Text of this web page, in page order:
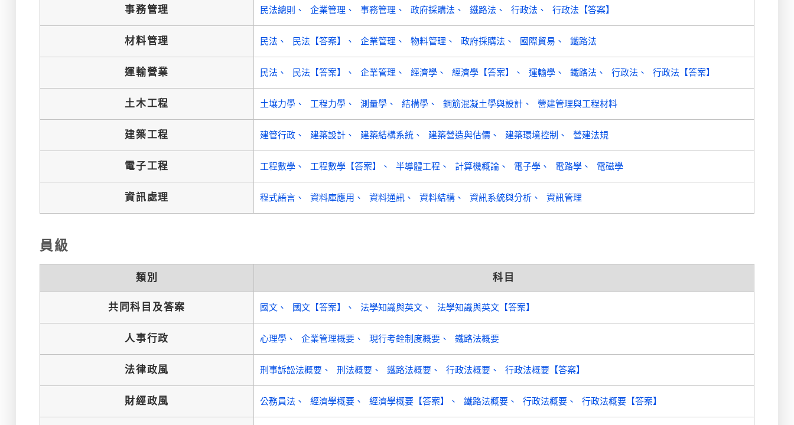
事務管理 民法總則 企業管理 事務管理 政府採購法 鐵路法 行政法 行政法【答案】
材料管理 民法 民法【答案】 企業管理 物料管理 政府採購法 國際貿易 鐵路法
運輸營業 民法 民法【答案】 企業管理 經濟學 經濟學【答案】 運輸學 鐵路法 行政法 行政法【答案】
土木工程 土壤力學 工程力學 測量學 結構學 鋼筋混凝土學與設計 營建管理與工程材料
建築工程 建管行政 建築設計 建築結構系統 建築營造與估價 建築環境控制 營建法規
電子工程 工程數學 工程數學【答案】 半導體工程 計算機概論 電子學 電路學 電磁學
資訊處理 程式語言 資料庫應用 資料通訊 資料結構 資訊系統與分析 資訊管理
員級
類別 科目
共同科目及答案 國文 國文【答案】 法學知識與英文 法學知識與英文【答案】
人事行政 心理學 企業管理概要 現行考銓制度概要 鐵路法概要
法律政風 刑事訴訟法概要 刑法概要 鐵路法概要 行政法概要 行政法概要【答案】
財經政風 公務員法 經濟學概要 經濟學概要【答案】 鐵路法概要 行政法概要 行政法概要【答案】